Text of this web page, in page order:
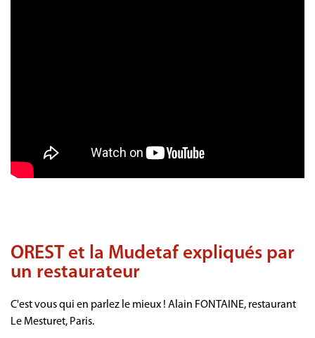
OREST et la Mudetaf expliqués par
un restaurateur
C'est vous qui en parlez le mieux ! Alain FONTAINE, restaurant
Le Mesturet, Paris.